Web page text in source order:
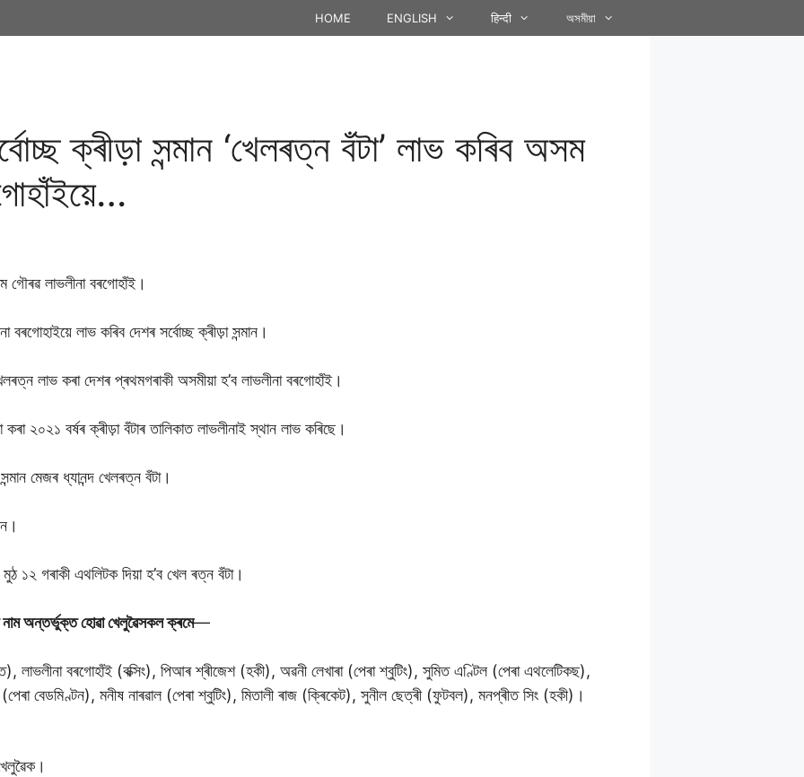
HOME ENGLISH हिन्दी অসমীয়া
ক্ৰীড়া সন্মান ‘খেলৰত্ন বঁটা’ লাভ কৰিব অসম
গৌৰৱ লাভলীনা বৰগোহাঁই।
বৰগোহাইয়ে লাভ কৰিব দেশৰ সৰ্বোচ্ছ ক্ৰীড়া সন্মান।
লাভ কৰা দেশৰ প্ৰথমগৰাকী অসমীয়া হ’ব লাভলীনা বৰগোহাঁই।
২০২১ বৰ্ষৰ ক্ৰীড়া বঁটাৰ তালিকাত লাভলীনাই স্থান লাভ কৰিছে।
মেজৰ ধ্যানন্দ খেলৰত্ন বঁটা।
১২ গৰাকী এথলিটক দিয়া হ’ব খেল ৰত্ন বঁটা।
নাম অন্তৰ্ভুক্ত হোৱা খেলুৱৈসকল ক্ৰমে—
লাভলীনা বৰগোহাঁই (বক্সিং), পিআৰ শ্ৰীজেশ (হকী), অৱনী লেখাৰা (পেৰা শ্বুটিং), সুমিত এণ্টিল (পেৰা এথলেটিকছ),
বেডমিণ্টন), মনীষ নাৰৱাল (পেৰা শ্বুটিং), মিতালী ৰাজ (ক্ৰিকেট), সুনীল ছেত্ৰী (ফুটবল), মনপ্ৰীত সিং (হকী)।